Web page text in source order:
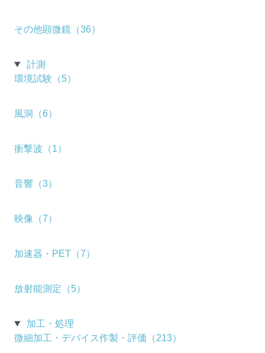
その他顕微鏡（36）
計測
環境試験（5）
風洞（6）
衝撃波（1）
音響（3）
映像（7）
加速器・PET（7）
放射能測定（5）
加工・処理
微細加工・デバイス作製・評価（213）